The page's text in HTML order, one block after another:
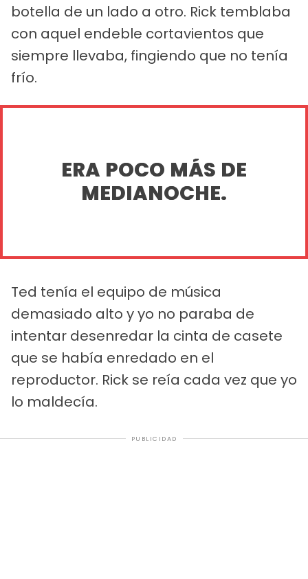
botella de un lado a otro. Rick temblaba
con aquel endeble cortavientos que
siempre llevaba, fingiendo que no tenía
frío.
ERA POCO MÁS DE
MEDIANOCHE.
Ted tenía el equipo de música
demasiado alto y yo no paraba de
intentar desenredar la cinta de casete
que se había enredado en el
reproductor. Rick se reía cada vez que yo
lo maldecía.
PUBLICIDAD